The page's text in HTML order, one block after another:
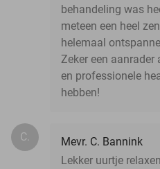
behandeling was
meteen een heel
helemaal
Zeker een
en professionele
hebben!
C.
Mevr. C. Bannink
Lekker uurtje